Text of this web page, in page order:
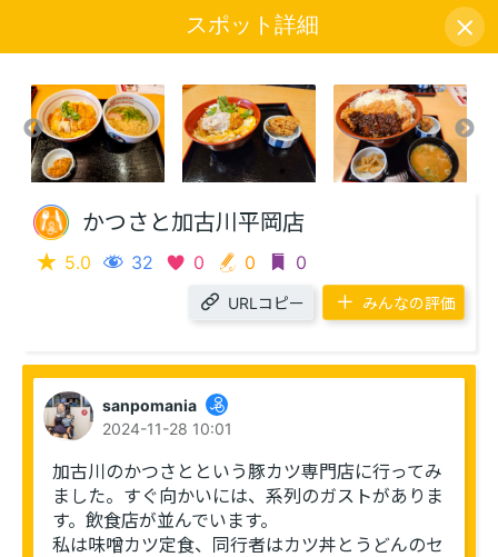
アイコン説明
スポット詳細
かつさと加古川平岡店
5.0 32 0 0 0
URLコピー みんなの評価
sanpomania
2024-11-28 10:01
加古川のかつさとという豚カツ専門店に行ってみ
ました。すぐ向かいには、系列のガストがありま
す。飲食店が並んでいます。
私は味噌カツ定食、同行者はカツ丼とうどんのセ